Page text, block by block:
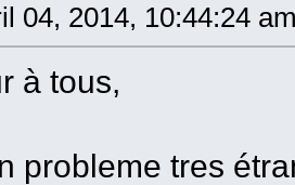
04, 2014, 10:44:24
à tous,
probleme tres